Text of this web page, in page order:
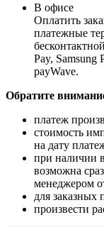
В офисе
Оплатить
платежные
Pay, Samsung
payWave.
Обратите
платеж
стоимость
на дату
при наличии
возможна
менеджером
для заказных
произвести